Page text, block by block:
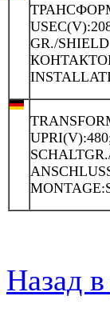
GR./
Назад в